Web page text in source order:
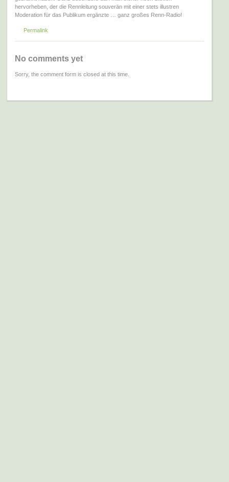
hervorheben, der die Rennleitung souverän mit einer stets illustren
Moderation für das Publikum ergänzte … ganz großes Renn-Radio!
Permalink
No comments yet
Sorry, the comment form is closed at this time.